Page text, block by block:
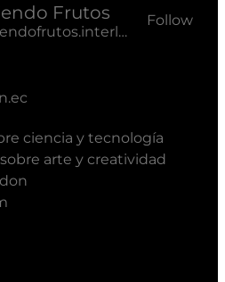
Frutos
@recogiendofrutos.interlan.ec@recogiendofrutos.interlan.ec
Follow
ciencia y tecnología
arte y creatividad